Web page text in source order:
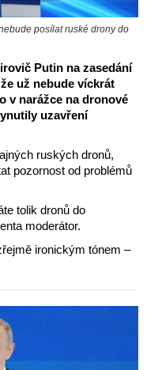
posílat ruské drony do
Putin na zasedání
už nebude víckrát
v narážce na dronové
uzavření
ruských dronů,
pozornost od problémů
tolik dronů do
moderátor.
ironickým tónem –